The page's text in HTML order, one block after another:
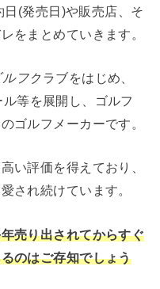
(発売日)や販売店、そ
をまとめていきます。
ルフクラブをはじめ、
ル等を展開し、ゴルフ
ゴルフメーカーです。
い評価を得えており、
され続けています。
売り出されてからすぐ
のはご存知でしょう